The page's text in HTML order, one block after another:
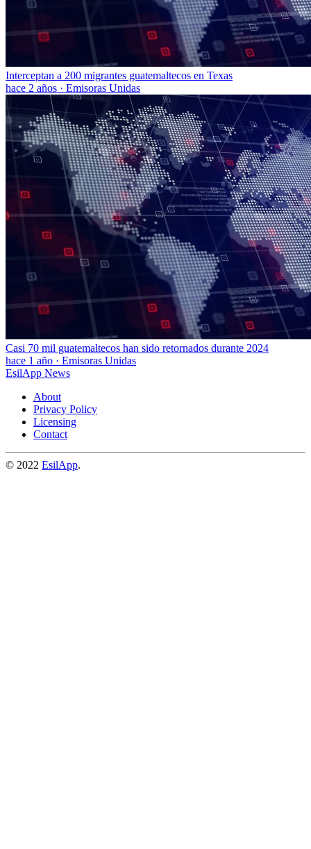
Interceptan a 200 migrantes guatemaltecos en Texas
hace 2 años · Emisoras Unidas
Casi 70 mil guatemaltecos han sido retornados durante 2024
hace 1 año · Emisoras Unidas
EsilApp News
About
Privacy Policy
Licensing
Contact
© 2022 EsilApp.